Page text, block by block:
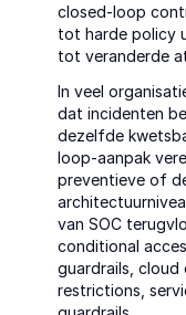
closed-loop
tot harde policy
tot veranderde
In veel
dat incidenten
dezelfde
loop-aanpak
preventieve of
van SOC
conditional
guardrails, cloud
restrictions,